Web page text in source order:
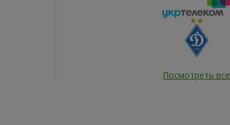
Посмотреть все